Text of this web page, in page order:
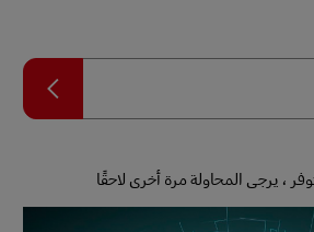
، يرجى المحاولة مرة أخرى لاحقًا